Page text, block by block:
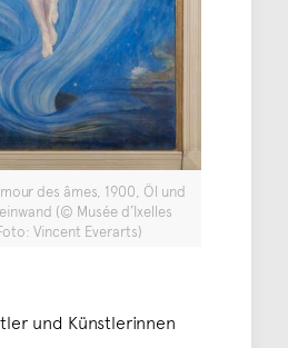
des âmes, 1900, Öl und
(© Musée d’Ixelles
Vincent Everarts)
und Künstlerinnen